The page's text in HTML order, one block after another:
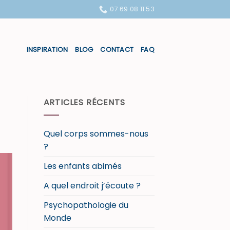
07 69 08 11 53
INSPIRATION BLOG CONTACT FAQ
ARTICLES RÉCENTS
Quel corps sommes-nous
?
Les enfants abimés
A quel endroit j’écoute ?
Psychopathologie du
Monde